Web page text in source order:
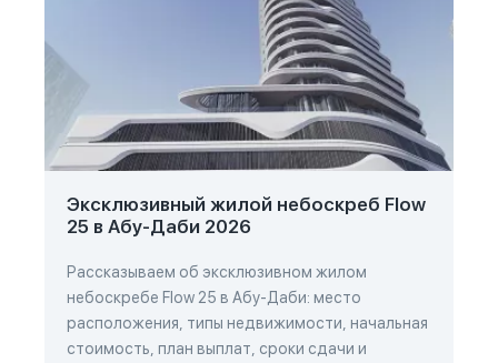
Эксклюзивный жилой небоскреб Flow
25 в Абу-Даби 2026
Рассказываем об эксклюзивном жилом
небоскребе Flow 25 в Абу-Даби: место
расположения, типы недвижимости, начальная
стоимость, план выплат, сроки сдачи и